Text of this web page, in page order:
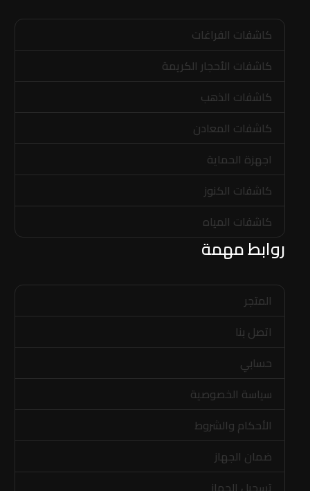
كاشفات الفراغات
كاشفات الأحجار الكريمة
كاشفات الذهب
كاشفات المعادن
اجهزة الحماية
كاشفات الكنوز
كاشفات المياه
روابط مهمة
المتجر
اتصل بنا
حسابي
سياسة الخصوصية
الأحكام والشروط
ضمان الجهاز